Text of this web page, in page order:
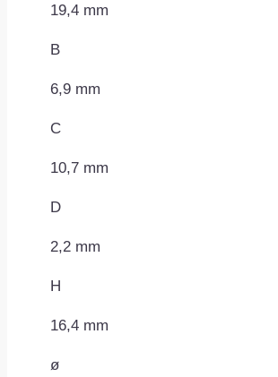
19,4 mm
B
6,9 mm
C
10,7 mm
D
2,2 mm
H
16,4 mm
ø